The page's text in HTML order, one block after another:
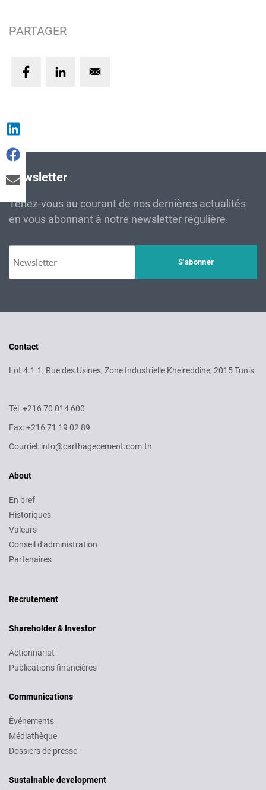
PARTAGER
Newsletter
Tenez-vous au courant de nos dernières actualités
en vous abonnant à notre newsletter régulière.
Contact
Lot 4.1.1, Rue des Usines, Zone Industrielle Kheireddine, 2015 Tunis
Tél: +216 70 014 600
Fax: +216 71 19 02 89
Courriel: info@carthagecement.com.tn
About
En bref
Historiques
Valeurs
Conseil d'administration
Partenaires
Recrutement
Shareholder & Investor
Actionnariat
Publications financières
Communications
Événements
Médiathèque
Dossiers de presse
Sustainable development